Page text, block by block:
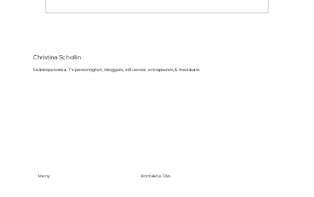
Christina Schollin
Skådespelerska, TV-personlighet, bloggare, influencer, entreprenör, & föreläsare.
Meny Kontakta Oss